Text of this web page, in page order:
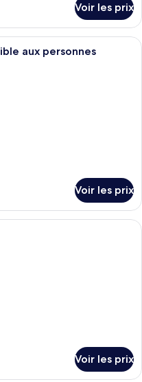
Voir les prix
chambre d’hôtel avec un lit,
aux personnes
Voir les prix
chambre d’hôtel avec deux lits,
Voir les prix